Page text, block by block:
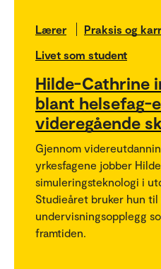
Lærer Praksis og
Livet som student
Hilde-Cathrine
blant helsefag-
videregående
Gjennom
yrkesfagene jobber
simuleringsteknologi i
Studieåret bruker hun til
undervisningsopplegg
framtiden.